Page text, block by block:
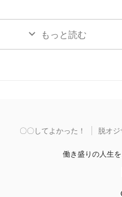
うブームも終盤？いいやこの作品
はそんなことない、作者にとても
敬意を表したく。稚拙ながら僕な
意4 魅力３：鬼VS人間ではなな
鬼である人間を切りながらも尊重
もっと読む
〇〇してよかった！ 脱オ
働き盛りの人生